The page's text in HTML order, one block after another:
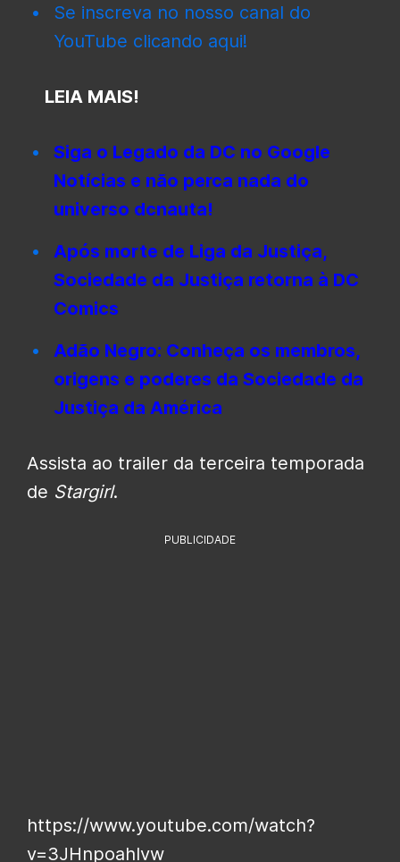
Se inscreva no nosso canal do
YouTube clicando aqui!
LEIA MAIS!
Siga o Legado da DC no Google
Notícias e não perca nada do
universo dcnauta!
Após morte de Liga da Justiça,
Sociedade da Justiça retorna à DC
Comics
Adão Negro: Conheça os membros,
origens e poderes da Sociedade da
Justiça da América
Assista ao trailer da terceira temporada
de Stargirl.
PUBLICIDADE
https://www.youtube.com/watch?
v=3JHnpoahIvw